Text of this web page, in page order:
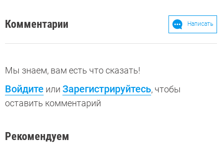
Комментарии Написать
Мы знаем, вам есть что сказать!
Войдите или Зарегистрируйтесь, чтобы
оставить комментарий
Рекомендуем